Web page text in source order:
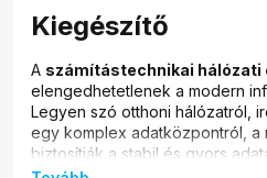
Kiegészítő
A számítástechnikai hálózati
elengedhetetlenek a modern
Legyen szó otthoni hálózatról,
egy komplex adatközpontról, a
biztosítják a stabil és gyors
webshopunkbanál széles